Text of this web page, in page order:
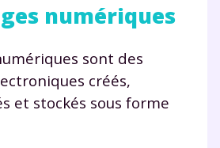
numériques
sont des
créés,
et stockés sous forme